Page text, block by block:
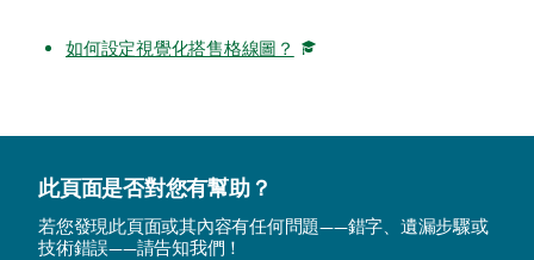
如何設定視覺化搭售格線圖？
此頁面是否對您有幫助？
若您發現此頁面或其內容有任何問題——錯字、遺漏步驟或
技術錯誤——請告知我們！